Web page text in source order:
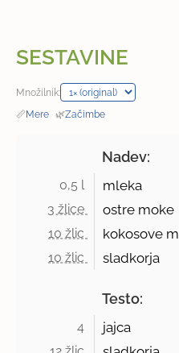
SESTAVINE
Množilnik:
📏Mere · 🌿Začimbe
Nadev:
0,5 l mleka
3 žlice ostre moke
10 žlic kokosove
10 žlic sladkorja
Testo:
4 jajca